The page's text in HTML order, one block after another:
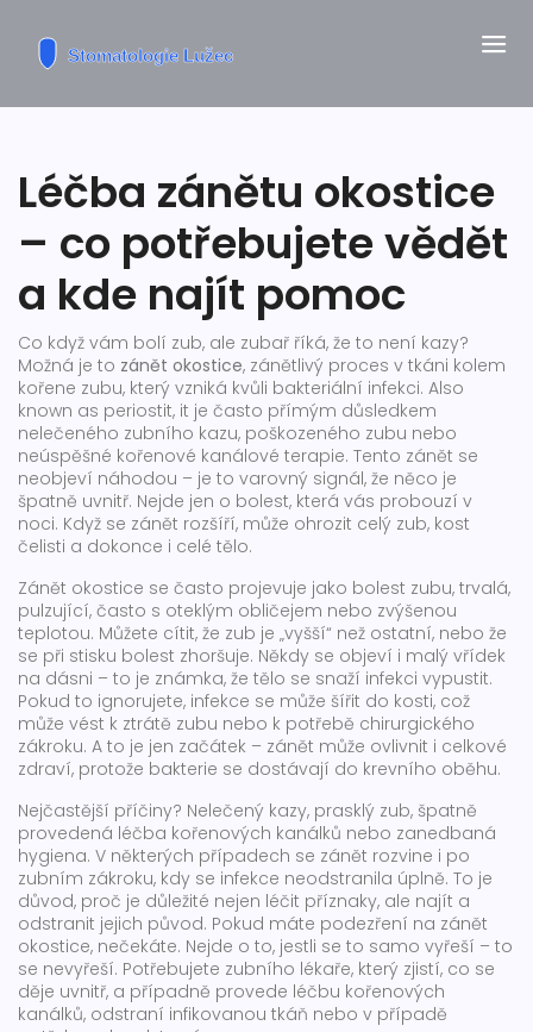
Léčba zánětu okostice
– co potřebujete vědět
a kde najít pomoc
Co když vám bolí zub, ale zubař říká, že to není kazy?
Možná je to zánět okostice, zánětlivý proces v tkáni kolem
kořene zubu, který vzniká kvůli bakteriální infekci. Also
known as periostit, it je často přímým důsledkem
nelečeného zubního kazu, poškozeného zubu nebo
neúspěšné kořenové kanálové terapie. Tento zánět se
neobjeví náhodou – je to varovný signál, že něco je
špatně uvnitř. Nejde jen o bolest, která vás probouzí v
noci. Když se zánět rozšíří, může ohrozit celý zub, kost
čelisti a dokonce i celé tělo.
Zánět okostice se často projevuje jako bolest zubu, trvalá,
pulzující, často s oteklým obličejem nebo zvýšenou
teplotou. Můžete cítit, že zub je „vyšší“ než ostatní, nebo že
se při stisku bolest zhoršuje. Někdy se objeví i malý vřídek
na dásni – to je známka, že tělo se snaží infekci vypustit.
Pokud to ignorujete, infekce se může šířit do kosti, což
může vést k ztrátě zubu nebo k potřebě chirurgického
zákroku. A to je jen začátek – zánět může ovlivnit i celkové
zdraví, protože bakterie se dostávají do krevního oběhu.
Nejčastější příčiny? Nelečený kazy, prasklý zub, špatně
provedená léčba kořenových kanálků nebo zanedbaná
hygiena. V některých případech se zánět rozvine i po
zubním zákroku, kdy se infekce neodstranila úplně. To je
důvod, proč je důležité nejen léčit příznaky, ale najít a
odstranit jejich původ. Pokud máte podezření na zánět
okostice, nečekáte. Nejde o to, jestli se to samo vyřeší – to
se nevyřeší. Potřebujete zubního lékaře, který zjistí, co se
děje uvnitř, a případně provede léčbu kořenových
kanálků, odstraní infikovanou tkáň nebo v případě